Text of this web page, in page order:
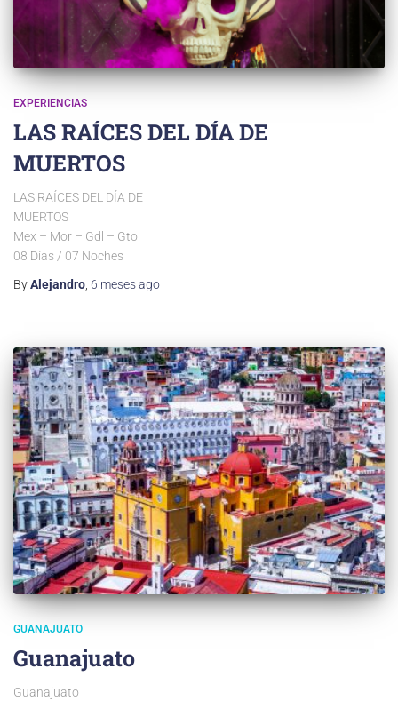
EXPERIENCIAS
LAS RAÍCES DEL DÍA DE
MUERTOS
LAS RAÍCES DEL DÍA DE
MUERTOS
Mex – Mor – Gdl – Gto
08 Días / 07 Noches
ByAlejandro 6 mesesago
GUANAJUATO
Guanajuato
Guanajuato